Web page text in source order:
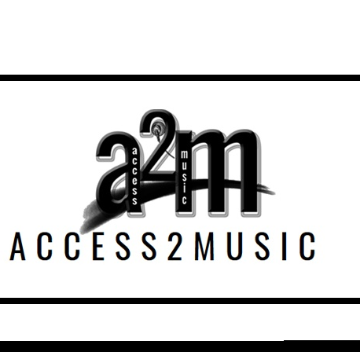
FREDDIE MERCURY TRIBUTE